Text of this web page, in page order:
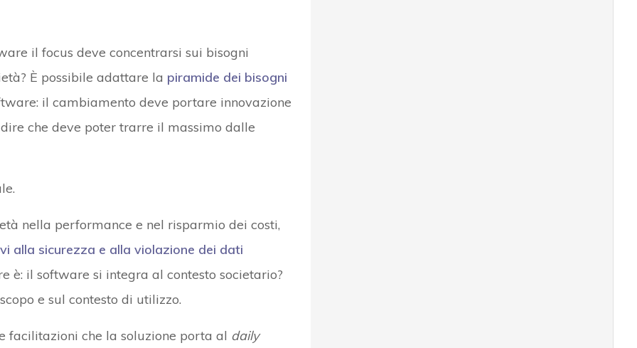
il focus deve concentrarsi sui bisogni
È possibile adattare la piramide dei bisogni
il cambiamento deve portare innovazione
che deve poter trarre il massimo dalle
nella performance e nel risparmio dei costi,
alla sicurezza e alla violazione dei dati
è: il software si integra al contesto societario?
e sul contesto di utilizzo.
facilitazioni che la soluzione porta al daily